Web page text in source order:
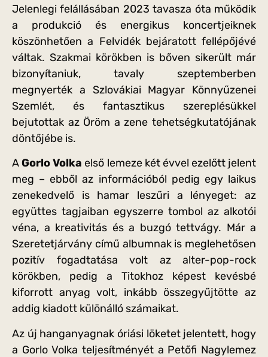
Jelenlegi felállásában 2023 tavasza óta működik
a produkció és energikus koncertjeiknek
köszönhetően a Felvidék bejáratott fellépőjévé
váltak. Szakmai körökben is bőven sikerült már
bizonyítaniuk, tavaly szeptemberben
megnyerték a Szlovákiai Magyar Könnyűzenei
Szemlét, és fantasztikus szereplésükkel
bejutottak az Öröm a zene tehetségkutatójának
döntőjébe is.
AGorlo Volka első lemeze két évvel ezelőtt jelent
meg – ebből az információból pedig egy laikus
zenekedvelő is hamar leszűri a lényeget: az
együttes tagjaiban egyszerre tombol az alkotói
véna, a kreativitás és a buzgó tettvágy. Már a
Szeretetjárvány című albumnak is meglehetősen
pozitív fogadtatása volt az alter-pop-rock
körökben, pedig a Titokhoz képest kevésbé
kiforrott anyag volt, inkább összegyűjtötte az
addig kiadott különálló számaikat.
Az új hanganyagnak óriási löketet jelentett, hogy
a Gorlo Volka teljesítményét a Petőfi Nagylemez